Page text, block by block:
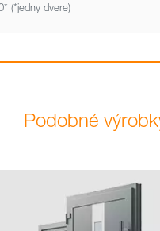
(*jedny dvere)
Podobné